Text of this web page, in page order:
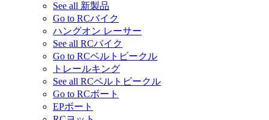
See all 新製品
Go to RCバイク
ハングオン レーサー
See all RCバイク
Go to RCベルトビークル
トレールキング
See all RCベルトビークル
Go to RCボート
EPボート